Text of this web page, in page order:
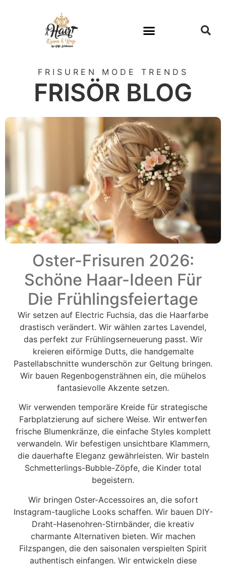
FRISUREN MODE TRENDS
FRISÖR BLOG
Oster-Frisuren 2026:
Schöne Haar-Ideen Für
Die Frühlingsfeiertage
Wir setzen auf Electric Fuchsia, das die Haarfarbe
drastisch verändert. Wir wählen zartes Lavendel,
das perfekt zur Frühlingserneuerung passt. Wir
kreieren eiförmige Dutts, die handgemalte
Pastellabschnitte wunderschön zur Geltung bringen.
Wir bauen Regenbogensträhnen ein, die mühelos
fantasievolle Akzente setzen.
Wir verwenden temporäre Kreide für strategische
Farbplatzierung auf sichere Weise. Wir entwerfen
frische Blumenkränze, die einfache Styles komplett
verwandeln. Wir befestigen unsichtbare Klammern,
die dauerhafte Eleganz gewährleisten. Wir basteln
Schmetterlings-Bubble-Zöpfe, die Kinder total
begeistern.
Wir bringen Oster-Accessoires an, die sofort
Instagram-taugliche Looks schaffen. Wir bauen DIY-
Draht-Hasenohren-Stirnbänder, die kreativ
charmante Alternativen bieten. Wir machen
Filzspangen, die den saisonalen verspielten Spirit
authentisch einfangen. Wir entwickeln diese